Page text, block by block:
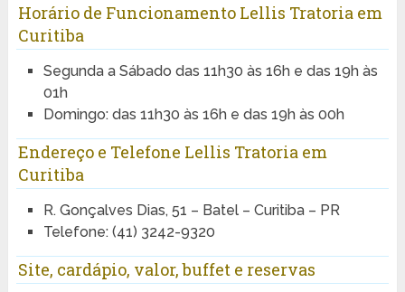
Horário de Funcionamento Lellis Tratoria em
Curitiba
Segunda a Sábado das 11h30 às 16h e das 19h às
01h
Domingo: das 11h30 às 16h e das 19h às 00h
Endereço e Telefone Lellis Tratoria em
Curitiba
R. Gonçalves Dias, 51 – Batel – Curitiba – PR
Telefone: (41) 3242-9320
Site, cardápio, valor, buffet e reservas